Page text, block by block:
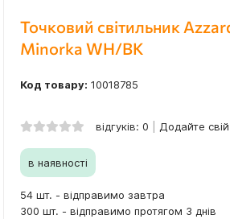
Точковий світильник
Minorka WH/BK
Код товару: 10018785
відгуків: 0 Додайте свій
в наявності
54 шт. - відправимо завтра
300 шт. - відправимо протягом 3 днів